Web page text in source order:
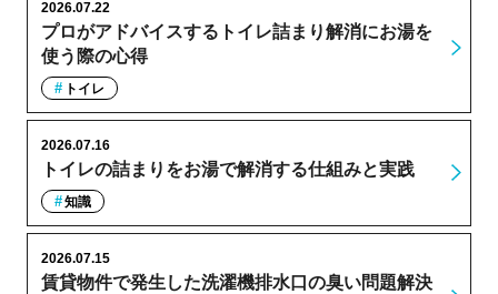
プロがアドバイスするトイレ詰まり解消にお湯を
使う際の心得
2026.07.22
トイレ
トイレの詰まりをお湯で解消する仕組みと実践
2026.07.16
知識
賃貸物件で発生した洗濯機排水口の臭い問題解決
2026.07.15